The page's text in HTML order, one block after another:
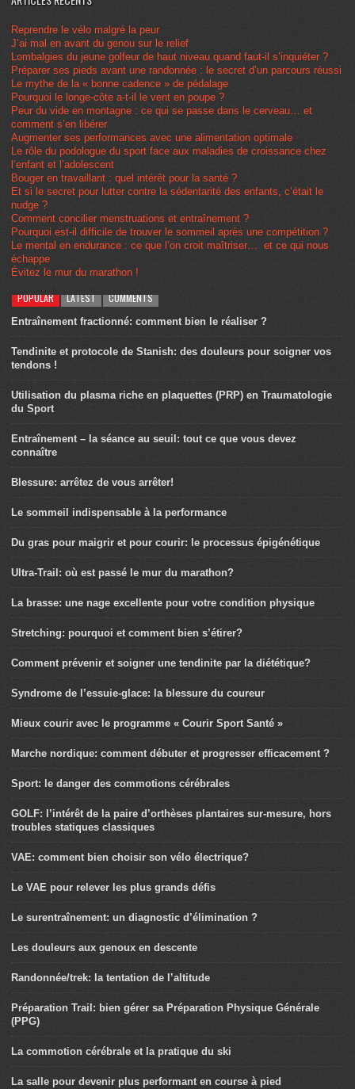
Reprendre le vélo malgré la peur
J’ai mal en avant du genou sur le relief
Lombalgies du jeune golfeur de haut niveau quand faut-il s’inquiéter ?
Préparer ses pieds avant une randonnée : le secret d’un parcours réussi
Le mythe de la « bonne cadence » de pédalage
Pourquoi le longe-côte a-t-il le vent en poupe ?
Peur du vide en montagne : ce qui se passe dans le cerveau… et
comment s’en libérer
Augmenter ses performances avec une alimentation optimale
Le rôle du podologue du sport face aux maladies de croissance chez
l’enfant et l’adolescent
Bouger en travaillant : quel intérêt pour la santé ?
Et si le secret pour lutter contre la sédentarité des enfants, c’était le
nudge ?
Comment concilier menstruations et entraînement ?
Pourquoi est-il difficile de trouver le sommeil après une compétition ?
Le mental en endurance : ce que l’on croit maîtriser… et ce qui nous
échappe
Évitez le mur du marathon !
POPULAR LATEST COMMENTS
Entraînement fractionné: comment bien le réaliser ?
Tendinite et protocole de Stanish: des douleurs pour soigner vos
tendons !
Utilisation du plasma riche en plaquettes (PRP) en Traumatologie
du Sport
Entraînement – la séance au seuil: tout ce que vous devez
connaître
Blessure: arrêtez de vous arrêter!
Le sommeil indispensable à la performance
Du gras pour maigrir et pour courir: le processus épigénétique
Ultra-Trail: où est passé le mur du marathon?
La brasse: une nage excellente pour votre condition physique
Stretching: pourquoi et comment bien s’étirer?
Comment prévenir et soigner une tendinite par la diététique?
Syndrome de l’essuie-glace: la blessure du coureur
Mieux courir avec le programme « Courir Sport Santé »
Marche nordique: comment débuter et progresser efficacement ?
Sport: le danger des commotions cérébrales
GOLF: l’intérêt de la paire d’orthèses plantaires sur-mesure, hors
troubles statiques classiques
VAE: comment bien choisir son vélo électrique?
Le VAE pour relever les plus grands défis
Le surentraînement: un diagnostic d’élimination ?
Les douleurs aux genoux en descente
Randonnée/trek: la tentation de l’altitude
Préparation Trail: bien gérer sa Préparation Physique Générale
(PPG)
La commotion cérébrale et la pratique du ski
La salle pour devenir plus performant en course à pied